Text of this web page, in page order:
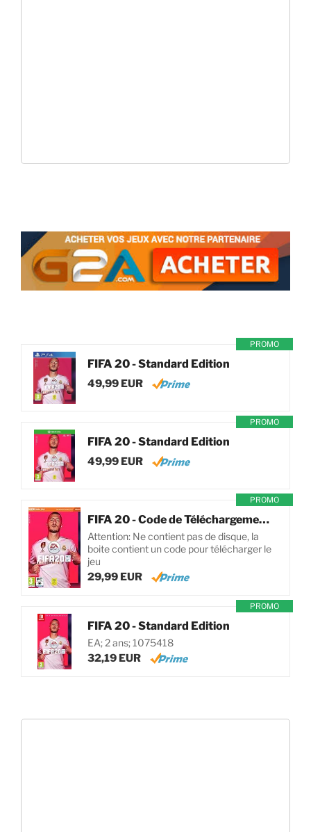
PROMO
FIFA 20 - Standard Edition
49,99 EUR
PROMO
FIFA 20 - Standard Edition
49,99 EUR
PROMO
FIFA 20 - Code de Téléchargement pour PC
Attention: Ne contient pas de disque, la
boite contient un code pour télécharger le
jeu
29,99 EUR
PROMO
FIFA 20 - Standard Edition
EA; 2 ans; 1075418
32,19 EUR